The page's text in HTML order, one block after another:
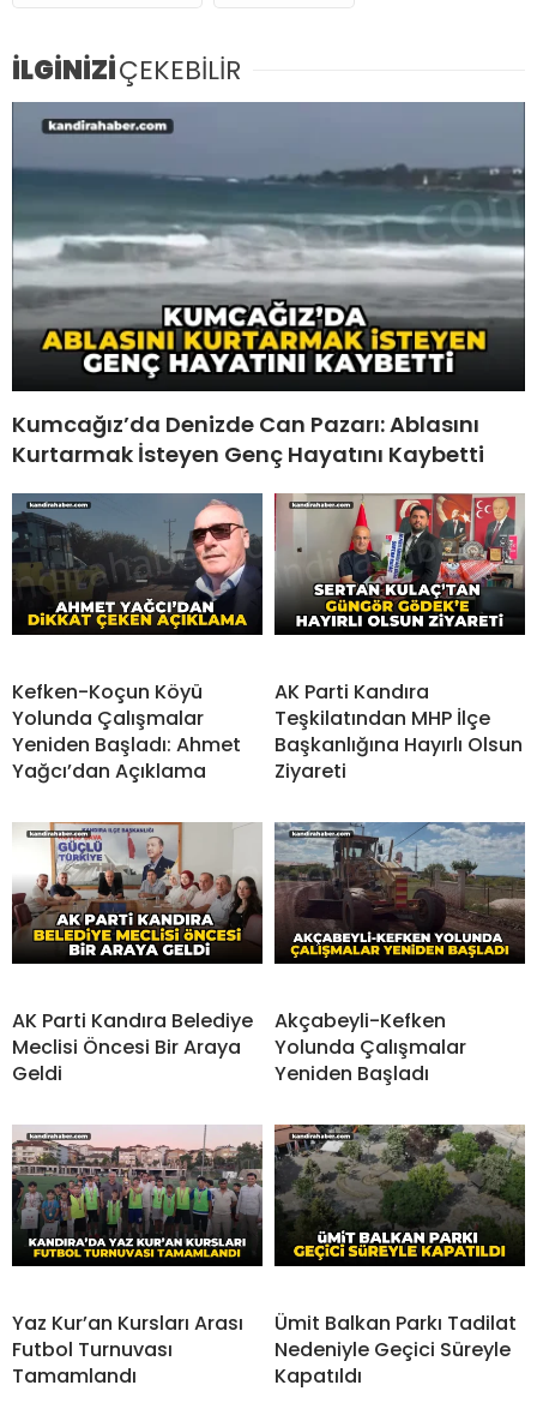
İLGİNİZİÇEKEBİLİR
Kumcağız’da Denizde Can Pazarı: Ablasını
Kurtarmak İsteyen Genç Hayatını Kaybetti
Kefken-Koçun Köyü
Yolunda Çalışmalar
Yeniden Başladı: Ahmet
Yağcı’dan Açıklama
AK Parti Kandıra
Teşkilatından MHP İlçe
Başkanlığına Hayırlı Olsun
Ziyareti
AK Parti Kandıra Belediye
Meclisi Öncesi Bir Araya
Geldi
Akçabeyli-Kefken
Yolunda Çalışmalar
Yeniden Başladı
Yaz Kur’an Kursları Arası
Futbol Turnuvası
Tamamlandı
Ümit Balkan Parkı Tadilat
Nedeniyle Geçici Süreyle
Kapatıldı